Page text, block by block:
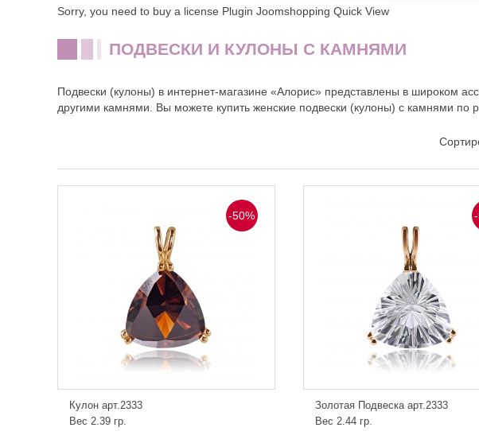
Sorry, you need to buy a license Plugin Joomshopping Quick View
ПОДВЕСКИ И КУЛОНЫ С КАМНЯМИ
Подвески (кулоны) в интернет-магазине «Алорис» представлены в широком
другими камнями. Вы можете купить женские подвески (кулоны) с камнями по
-50%
Кулон арт.2333
Вес 2.39 гр.
Золотая Подвеска арт.2333
Вес 2.44 гр.